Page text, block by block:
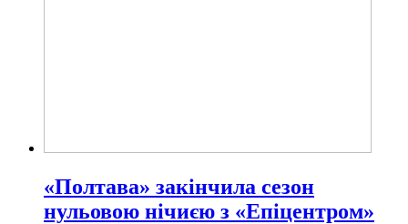
«Полтава» закінчила сезон
нульовою нічиєю з «Епіцентром»